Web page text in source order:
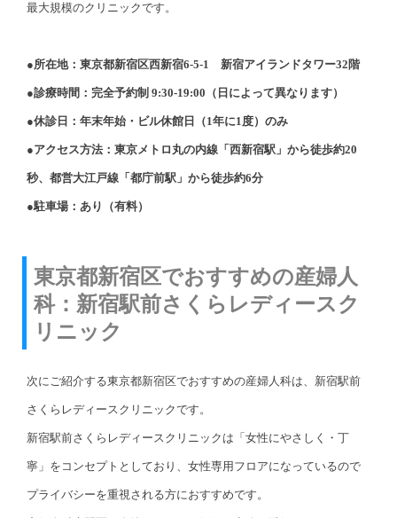
最大規模のクリニックです。
●所在地：東京都新宿区西新宿6-5-1 新宿アイランドタワー32階
●診療時間：完全予約制 9:30-19:00（日によって異なります）
●休診日：年末年始・ビル休館日（1年に1度）のみ
●アクセス方法：東京メトロ丸の内線「西新宿駅」から徒歩約20
秒、都営大江戸線「都庁前駅」から徒歩約6分
●駐車場：あり（有料）
東京都新宿区でおすすめの産婦人
科：新宿駅前さくらレディースク
リニック
次にご紹介する東京都新宿区でおすすめの産婦人科は、新宿駅前
さくらレディースクリニックです。
新宿駅前さくらレディースクリニックは「女性にやさしく・丁
寧」をコンセプトとしており、女性専用フロアになっているので
プライバシーを重視される方におすすめです。